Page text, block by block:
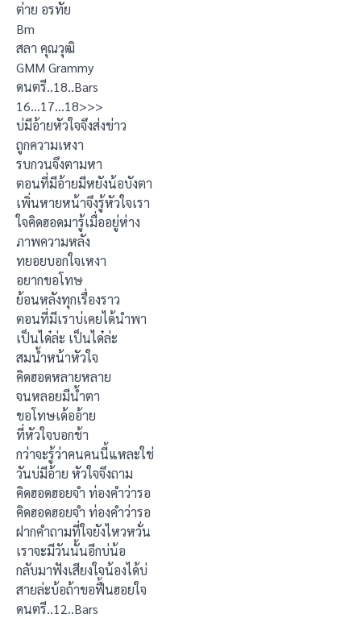
ต่าย อรทัย
Bm
สลา คุณวุฒิ
GMM Grammy
ดนตรี..18..Bars
16…17…18>>>
บ่มีอ้ายหัวใจจึงส่งข่าว
ถูกความเหงา
รบกวนจึงตามหา
ตอนที่มีอ้ายมีหยังน้อบังตา
เพิ่นหายหน้าจึงรู้หัวใจเรา
ใจคิดฮอดมารู้เมื่ออยู่ห่าง
ภาพความหลัง
ทยอยบอกใจเหงา
อยากขอโทษ
ย้อนหลังทุกเรื่องราว
ตอนที่มีเราบ่เคยได้นำพา
เป็นได๋ล่ะ เป็นได๋ล่ะ
สมน้ำหน้าหัวใจ
คิดฮอดหลายหลาย
จนหลอยมีน้ำตา
ขอโทษเด้ออ้าย
ที่หัวใจบอกช้า
กว่าจะรู้ว่าคนคนนี้แหละใช่
วันบ่มีอ้าย หัวใจจึงถาม
คิดฮอดฮอยจำ ท่องคำว่ารอ
คิดฮอดฮอยจำ ท่องคำว่ารอ
ฝากคำถามที่ใจยังไหวหวั่น
เราจะมีวันนั้นอีกบ่น้อ
กลับมาฟังเสียงใจน้องได้บ่
สายล่ะบ้อถ้าขอฟื้นฮอยใจ
ดนตรี..12..Bars